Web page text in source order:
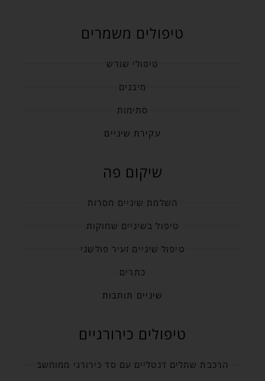
טיפולים משמרים
טיפולי שורש
מיבנים
סתימות
עקירת שיניים
שיקום פה
השלמת שיניים חסרות
טיפול בשיניים שחוקות
טיפול שיניים זעיר פולשני
כתרים
שיניים תותבות
טיפולים כירורגיים
הרכבת שתלים דנטליים עם סד כירורגי ממוחשב